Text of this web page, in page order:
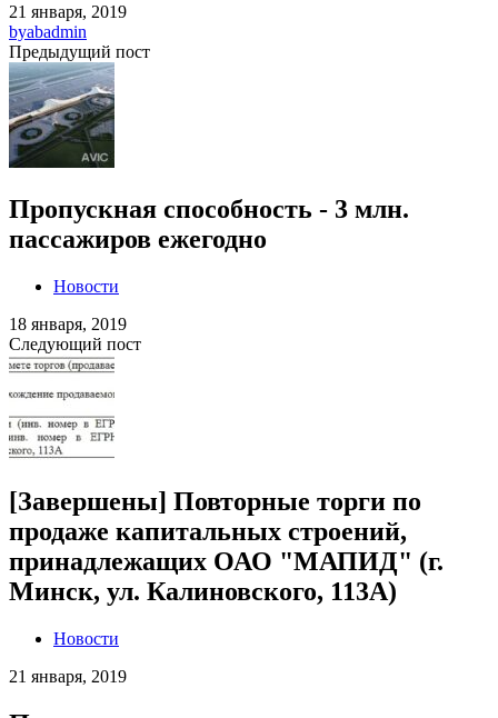
21 января, 2019
byabadmin
Предыдущий пост
Пропускная способность - 3 млн.
пассажиров ежегодно
Новости
18 января, 2019
Следующий пост
[Завершены] Повторные торги по
продаже капитальных строений,
принадлежащих ОАО "МАПИД" (г.
Минск, ул. Калиновского, 113А)
Новости
21 января, 2019